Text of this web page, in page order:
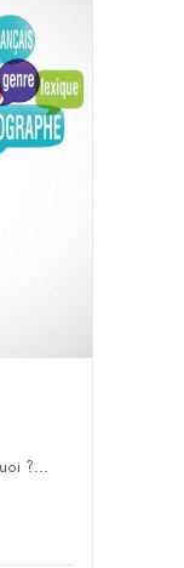
?...